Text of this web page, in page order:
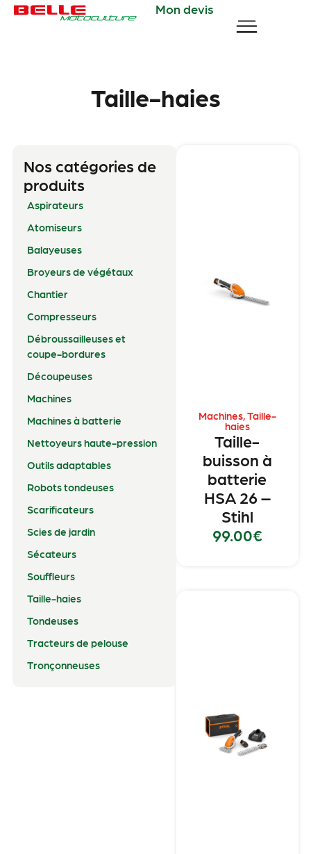
Mon devis
Taille-haies
Nos catégories de
produits
Aspirateurs
Atomiseurs
Balayeuses
Broyeurs de végétaux
Chantier
Compresseurs
Débroussailleuses et
coupe-bordures
Découpeuses
Machines
Machines à batterie
Nettoyeurs haute-pression
Outils adaptables
Robots tondeuses
Scarificateurs
Scies de jardin
Sécateurs
Souffleurs
Taille-haies
Tondeuses
Tracteurs de pelouse
Tronçonneuses
Machines,Taille-
haies
Taille-
buisson à
batterie
HSA 26 –
Stihl
99.00€